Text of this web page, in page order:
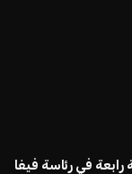
رابعة في رئاسة فيفا